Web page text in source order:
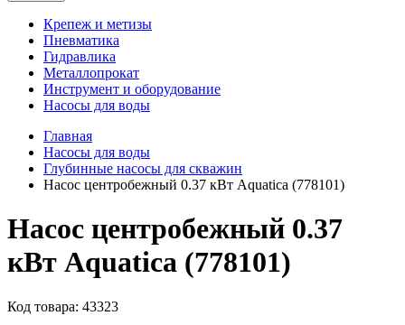
Крепеж и метизы
Пневматика
Гидравлика
Металлопрокат
Инструмент и оборудование
Насосы для воды
Главная
Насосы для воды
Глубинные насосы для скважин
Насос центробежный 0.37 кВт Aquatica (778101)
Насос центробежный 0.37
кВт Aquatica (778101)
Код товара: 43323